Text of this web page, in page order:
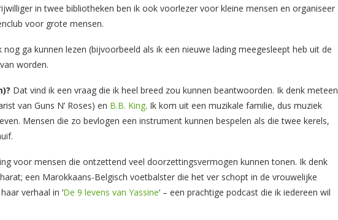
in twee bibliotheken ben ik ook voorlezer voor kleine mensen en organiseer
voor grote mensen.
ga kunnen lezen (bijvoorbeeld als ik een nieuwe lading meegesleept heb uit de
worden.
Dat vind ik een vraag die ik heel breed zou kunnen beantwoorden. Ik denk meteen
van Guns N’ Roses) en B.B. King. Ik kom uit een muzikale familie, dus muziek
Mensen die zo bevlogen een instrument kunnen bespelen als die twee kerels,
voor mensen die ontzettend veel doorzettingsvermogen kunnen tonen. Ik denk
een Marokkaans-Belgisch voetbalster die het ver schopt in de vrouwelijke
verhaal in ‘De 9 levens van Yassine‘ – een prachtige podcast die ik iedereen wil